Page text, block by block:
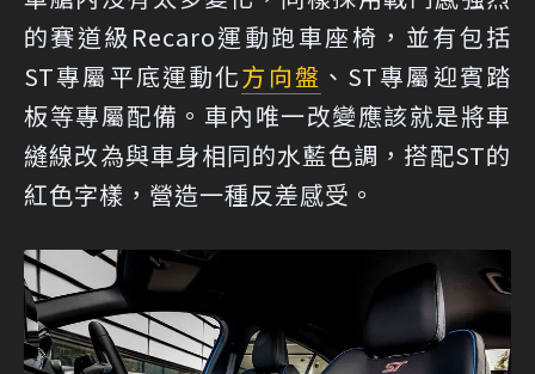
的賽道級Recaro運動跑車座椅，並有包括
ST專屬平底運動化方向盤 、ST專屬迎賓踏
板等專屬配備。車內唯一改變應該就是將車
縫線改為與車身相同的水藍色調，搭配ST的
紅色字樣，營造一種反差感受。